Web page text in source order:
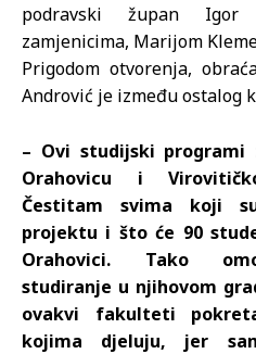
podravski župan
zamjenicima, Marijom
Prigodom otvorenja,
Andrović je između ostalog
– Ovi studijski
Orahovicu i
Čestitam svima koji
projektu i što će 90
Orahovici. Tako
studiranje u njihovom
ovakvi fakulteti
kojima djeluju, jer